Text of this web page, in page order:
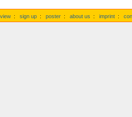
: sign up : poster : about us : imprint :